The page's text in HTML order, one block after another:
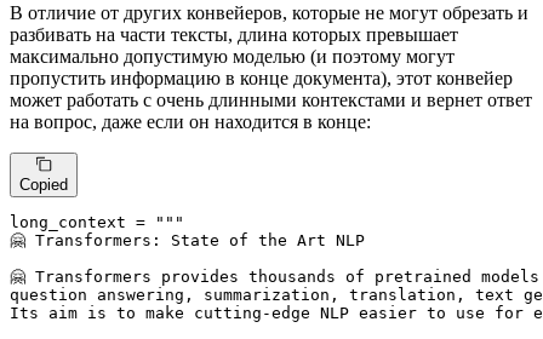
В отличие от других конвейеров, которые не могут обрезать и
разбивать на части тексты, длина которых превышает
максимально допустимую моделью (и поэтому могут
пропустить информацию в конце документа), этот конвейер
может работать с очень длинными контекстами и вернет ответ
на вопрос, даже если он находится в конце:
Copied
long_context =
"""
🤗 Transformers: State of the Art NLP
🤗 Transformers provides thousands of pretrained
question answering, summarization, translation, text
Its aim is to make cutting-edge NLP easier to use for